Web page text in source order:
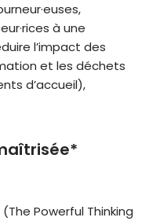
à une
l’impact des
et les déchets
d’accueil),
Powerful Thinking